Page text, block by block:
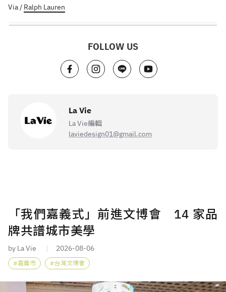
Via / Ralph Lauren
FOLLOW US
La Vie
La Vie編輯
laviedesign01@gmail.com
「我們嘉義式」前進文博會 14 家品
牌共譜城市美學
by La Vie 2026-08-06
嘉義市 台灣文博會